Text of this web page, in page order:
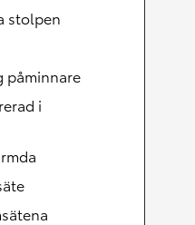
stolpen
påminnare
i